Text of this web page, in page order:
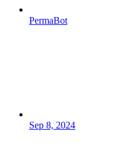
PermaBot
Sep 8, 2024